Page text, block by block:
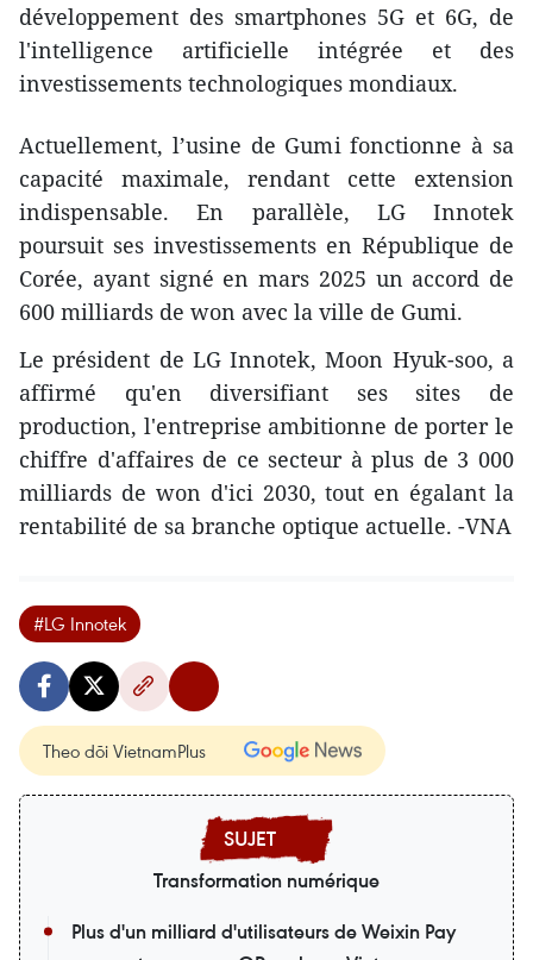
développement des smartphones 5G et 6G, de
l'intelligence artificielle intégrée et des
investissements technologiques mondiaux.
Actuellement, l’usine de Gumi fonctionne à sa
capacité maximale, rendant cette extension
indispensable. En parallèle, LG Innotek
poursuit ses investissements en République de
Corée, ayant signé en mars 2025 un accord de
600 milliards de won avec la ville de Gumi.
Le président de LG Innotek, Moon Hyuk-soo, a
affirmé qu'en diversifiant ses sites de
production, l'entreprise ambitionne de porter le
chiffre d'affaires de ce secteur à plus de 3 000
milliards de won d'ici 2030, tout en égalant la
rentabilité de sa branche optique actuelle. -VNA
#LG Innotek
Theo dõi VietnamPlus
Transformation numérique
Plus d'un milliard d'utilisateurs de Weixin Pay